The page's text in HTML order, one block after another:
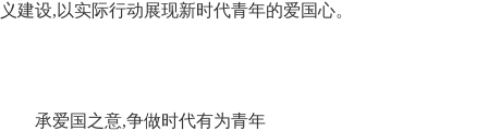
义建设,以实际行动展现新时代青年的爱国心。
承爱国之意,争做时代有为青年